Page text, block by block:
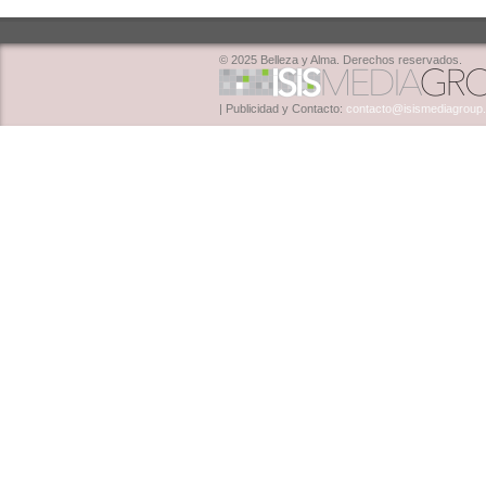
© 2025 Belleza y Alma. Derechos reservados.
| Publicidad y Contacto: